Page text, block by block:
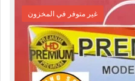
غير متوفر في المخزون